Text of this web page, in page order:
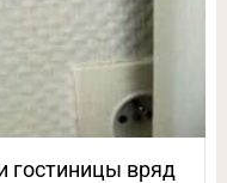
гостиницы вряд